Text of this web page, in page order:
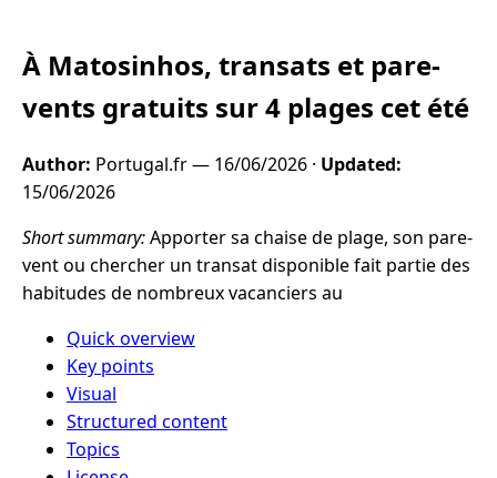
À Matosinhos, transats et pare-
vents gratuits sur 4 plages cet été
Author: Portugal.fr — 16/06/2026 · Updated:
15/06/2026
Short summary:Apporter sa chaise de plage, son pare-
vent ou chercher un transat disponible fait partie des
habitudes de nombreux vacanciers au
Quick overview
Key points
Visual
Structured content
Topics